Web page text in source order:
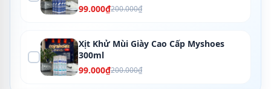
99.000₫200.000₫
Xịt Khử Mùi Giày Cao Cấp Myshoes
300ml
99.000₫200.000₫